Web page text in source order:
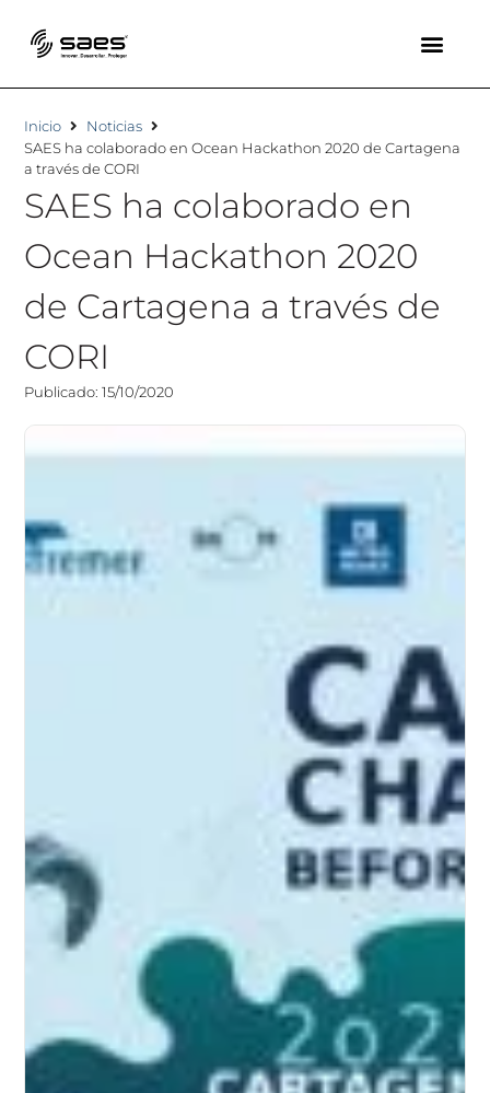
Inicio
Noticias
SAES ha colaborado en Ocean Hackathon 2020 de Cartagena
a través de CORI
SAES ha colaborado en
Ocean Hackathon 2020
de Cartagena a través de
CORI
Publicado: 15/10/2020